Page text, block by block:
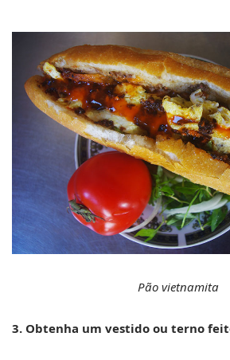
Pão vietnamita
3. Obtenha um vestido ou terno